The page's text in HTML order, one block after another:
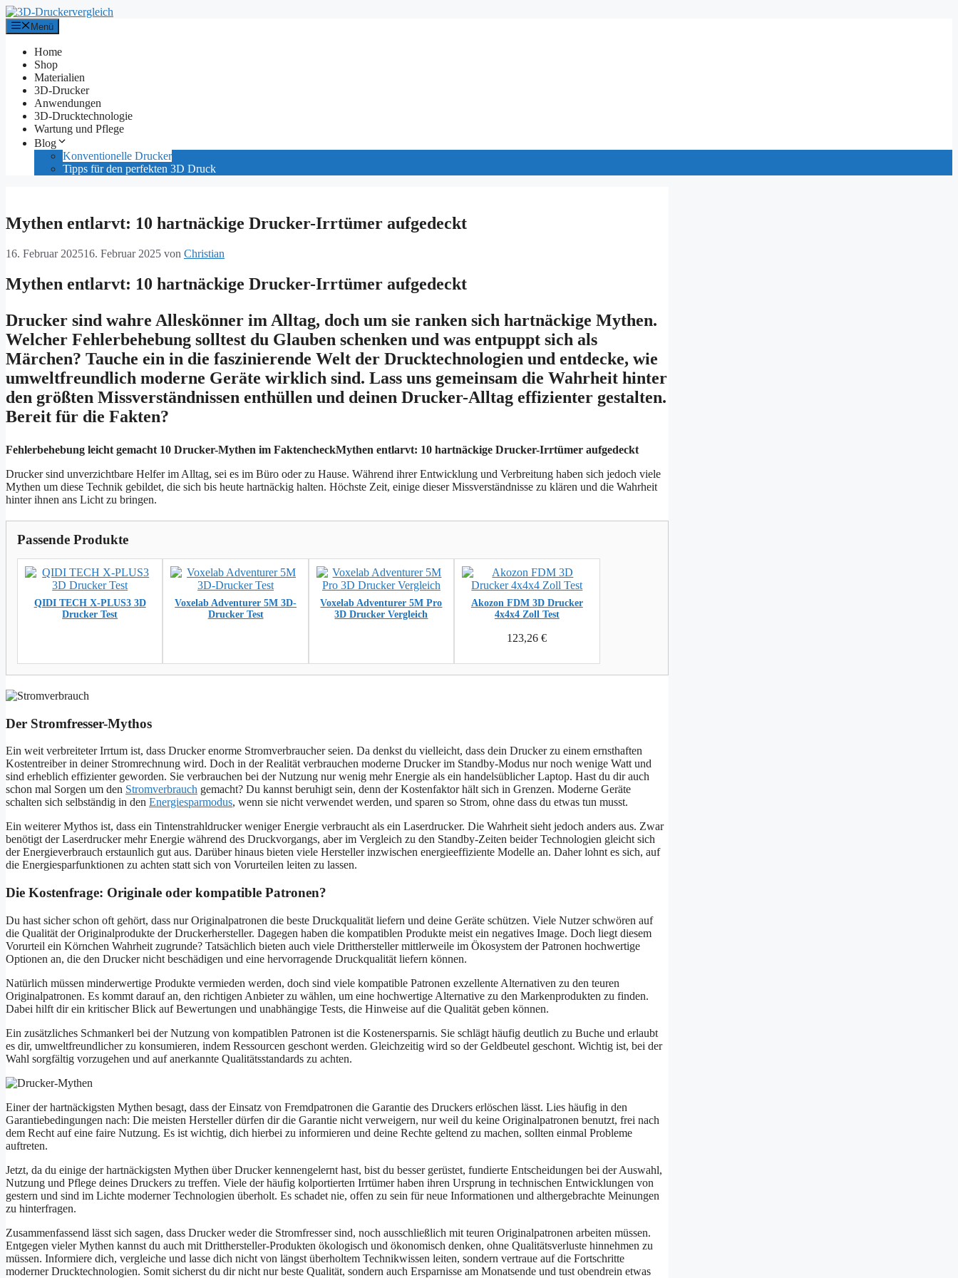
Zum
Inhalt
springen
Menü
Home
Shop
Materialien
3D-Drucker
Anwendungen
3D-Drucktechnologie
Wartung und Pflege
Blog
Konventionelle Drucker
Tipps für den perfekten 3D Druck
Mythen entlarvt: 10 hartnäckige Drucker-Irrtümer aufgedeckt
16. Februar 202516. Februar 2025 von Christian
Mythen entlarvt: 10 hartnäckige Drucker-Irrtümer aufgedeckt
Drucker sind wahre Alleskönner im Alltag, doch um sie ranken sich hartnäckige Mythen.
Welcher Fehlerbehebung solltest du Glauben schenken und was entpuppt sich als
Märchen? Tauche ein in die faszinierende Welt der Drucktechnologien und entdecke, wie
umweltfreundlich moderne Geräte wirklich sind. Lass uns gemeinsam die Wahrheit hinter
den größten Missverständnissen enthüllen und deinen Drucker-Alltag effizienter gestalten.
Bereit für die Fakten?
Fehlerbehebung leicht gemacht 10 Drucker-Mythen im FaktencheckMythen entlarvt: 10 hartnäckige Drucker-Irrtümer aufgedeckt
Drucker sind unverzichtbare Helfer im Alltag, sei es im Büro oder zu Hause. Während ihrer Entwicklung und Verbreitung haben sich jedoch viele
Mythen um diese Technik gebildet, die sich bis heute hartnäckig halten. Höchste Zeit, einige dieser Missverständnisse zu klären und die Wahrheit
hinter ihnen ans Licht zu bringen.
Passende Produkte
QIDI TECH X-PLUS3 3D
Drucker Test
Voxelab Adventurer 5M 3D-
Drucker Test
Voxelab Adventurer 5M Pro
3D Drucker Vergleich
Akozon FDM 3D Drucker
4x4x4 Zoll Test
123,26€
Der Stromfresser-Mythos
Ein weit verbreiteter Irrtum ist, dass Drucker enorme Stromverbraucher seien. Da denkst du vielleicht, dass dein Drucker zu einem ernsthaften
Kostentreiber in deiner Stromrechnung wird. Doch in der Realität verbrauchen moderne Drucker im Standby-Modus nur noch wenige Watt und
sind erheblich effizienter geworden. Sie verbrauchen bei der Nutzung nur wenig mehr Energie als ein handelsüblicher Laptop. Hast du dir auch
schon mal Sorgen um den Stromverbrauch gemacht? Du kannst beruhigt sein, denn der Kostenfaktor hält sich in Grenzen. Moderne Geräte
schalten sich selbständig in den Energiesparmodus, wenn sie nicht verwendet werden, und sparen so Strom, ohne dass du etwas tun musst.
Ein weiterer Mythos ist, dass ein Tintenstrahldrucker weniger Energie verbraucht als ein Laserdrucker. Die Wahrheit sieht jedoch anders aus. Zwar
benötigt der Laserdrucker mehr Energie während des Druckvorgangs, aber im Vergleich zu den Standby-Zeiten beider Technologien gleicht sich
der Energieverbrauch erstaunlich gut aus. Darüber hinaus bieten viele Hersteller inzwischen energieeffiziente Modelle an. Daher lohnt es sich, auf
die Energiesparfunktionen zu achten statt sich von Vorurteilen leiten zu lassen.
Die Kostenfrage: Originale oder kompatible Patronen?
Du hast sicher schon oft gehört, dass nur Originalpatronen die beste Druckqualität liefern und deine Geräte schützen. Viele Nutzer schwören auf
die Qualität der Originalprodukte der Druckerhersteller. Dagegen haben die kompatiblen Produkte meist ein negatives Image. Doch liegt diesem
Vorurteil ein Körnchen Wahrheit zugrunde? Tatsächlich bieten auch viele Dritthersteller mittlerweile im Ökosystem der Patronen hochwertige
Optionen an, die den Drucker nicht beschädigen und eine hervorragende Druckqualität liefern können.
Natürlich müssen minderwertige Produkte vermieden werden, doch sind viele kompatible Patronen exzellente Alternativen zu den teuren
Originalpatronen. Es kommt darauf an, den richtigen Anbieter zu wählen, um eine hochwertige Alternative zu den Markenprodukten zu finden.
Dabei hilft dir ein kritischer Blick auf Bewertungen und unabhängige Tests, die Hinweise auf die Qualität geben können.
Ein zusätzliches Schmankerl bei der Nutzung von kompatiblen Patronen ist die Kostenersparnis. Sie schlägt häufig deutlich zu Buche und erlaubt
es dir, umweltfreundlicher zu konsumieren, indem Ressourcen geschont werden. Gleichzeitig wird so der Geldbeutel geschont. Wichtig ist, bei der
Wahl sorgfältig vorzugehen und auf anerkannte Qualitätsstandards zu achten.
Einer der hartnäckigsten Mythen besagt, dass der Einsatz von Fremdpatronen die Garantie des Druckers erlöschen lässt. Lies häufig in den
Garantiebedingungen nach: Die meisten Hersteller dürfen dir die Garantie nicht verweigern, nur weil du keine Originalpatronen benutzt, frei nach
dem Recht auf eine faire Nutzung. Es ist wichtig, dich hierbei zu informieren und deine Rechte geltend zu machen, sollten einmal Probleme
auftreten.
Jetzt, da du einige der hartnäckigsten Mythen über Drucker kennengelernt hast, bist du besser gerüstet, fundierte Entscheidungen bei der Auswahl,
Nutzung und Pflege deines Druckers zu treffen. Viele der häufig kolportierten Irrtümer haben ihren Ursprung in technischen Entwicklungen von
gestern und sind im Lichte moderner Technologien überholt. Es schadet nie, offen zu sein für neue Informationen und althergebrachte Meinungen
zu hinterfragen.
Zusammenfassend lässt sich sagen, dass Drucker weder die Stromfresser sind, noch ausschließlich mit teuren Originalpatronen arbeiten müssen.
Entgegen vieler Mythen kannst du auch mit Dritthersteller-Produkten ökologisch und ökonomisch denken, ohne Qualitätsverluste hinnehmen zu
müssen. Informiere dich, vergleiche und lasse dich nicht von längst überholtem Technikwissen leiten, sondern vertraue auf die Fortschritte
moderner Drucktechnologien. Somit sicherst du dir nicht nur beste Qualität, sondern auch Ersparnisse am Monatsende und tust obendrein etwas